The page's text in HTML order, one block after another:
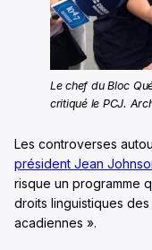
Le chef du Bloc
critiqué le PCJ.
Les controverses
président Jean
risque un programme
droits linguistiques
acadiennes ».